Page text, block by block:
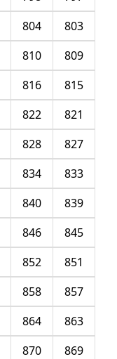
803
804
809
810
815
816
821
822
827
828
833
834
839
840
845
846
851
852
857
858
863
864
869
870